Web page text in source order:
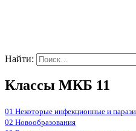
Найти:
Классы МКБ 11
01 Некоторые инфекционные и
02 Новообразования